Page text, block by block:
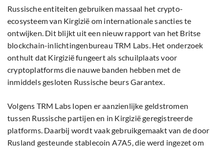
Russische entiteiten gebruiken massaal het crypto-
ecosysteem van Kirgizië om internationale sancties te
ontwijken. Dit blijkt uit een nieuw rapport van het Britse
blockchain-inlichtingenbureau TRM Labs. Het onderzoek
onthult dat Kirgizië fungeert als schuilplaats voor
cryptoplatforms die nauwe banden hebben met de
inmiddels gesloten Russische beurs Garantex.
Volgens TRM Labs lopen er aanzienlijke geldstromen
tussen Russische partijen en in Kirgizië geregistreerde
platforms. Daarbij wordt vaak gebruikgemaakt van de door
Rusland gesteunde stablecoin A7A5, die werd ingezet om